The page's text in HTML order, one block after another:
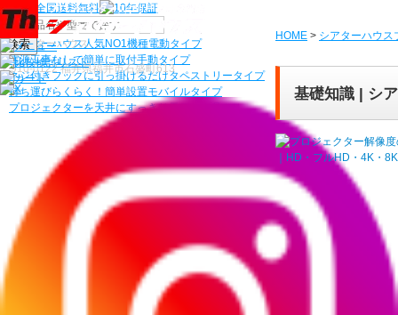
検索
HOME > シアターハウス
基礎知識 | シ
機種から選ぶ
シアターハウス人気NO1機種電動タイプ
電源工事なしで簡単に取付手動タイプ
ネジ付きフックに引っ掛けるだけタペストリータイプ
持ち運びらくらく！簡単設置モバイルタイプ
プロジェクターを天井にすっきり
〒910-0122 福井県福井市石盛町613